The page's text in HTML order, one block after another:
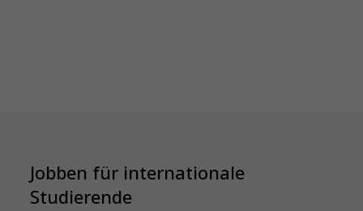
Jobben für internationale
Studierende